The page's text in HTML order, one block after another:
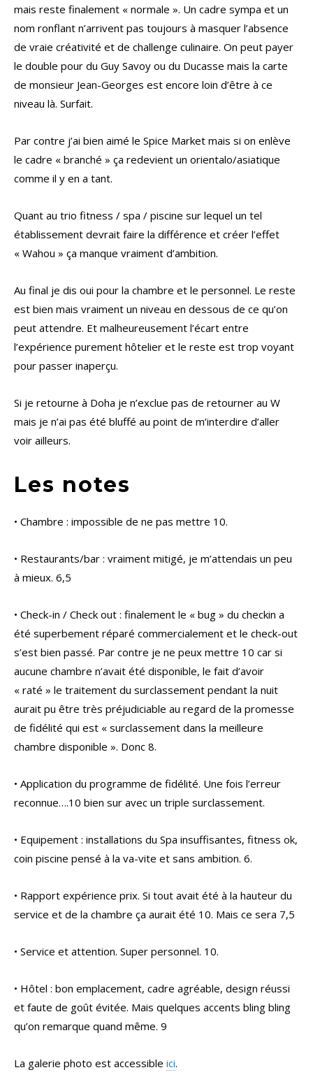
mais reste finalement « normale ». Un cadre sympa et un
nom ronflant n’arrivent pas toujours à masquer l’absence
de vraie créativité et de challenge culinaire. On peut payer
le double pour du Guy Savoy ou du Ducasse mais la carte
de monsieur Jean-Georges est encore loin d’être à ce
niveau là. Surfait.
Par contre j’ai bien aimé le Spice Market mais si on enlève
le cadre « branché » ça redevient un orientalo/asiatique
comme il y en a tant.
Quant au trio fitness / spa / piscine sur lequel un tel
établissement devrait faire la différence et créer l’effet
« Wahou » ça manque vraiment d’ambition.
Au final je dis oui pour la chambre et le personnel. Le reste
est bien mais vraiment un niveau en dessous de ce qu’on
peut attendre. Et malheureusement l’écart entre
l’expérience purement hôtelier et le reste est trop voyant
pour passer inaperçu.
Si je retourne à Doha je n’exclue pas de retourner au W
mais je n’ai pas été bluffé au point de m’interdire d’aller
voir ailleurs.
Les notes
• Chambre : impossible de ne pas mettre 10.
• Restaurants/bar : vraiment mitigé, je m’attendais un peu
à mieux. 6,5
• Check-in / Check out : finalement le « bug » du checkin a
été superbement réparé commercialement et le check-out
s’est bien passé. Par contre je ne peux mettre 10 car si
aucune chambre n’avait été disponible, le fait d’avoir
« raté » le traitement du surclassement pendant la nuit
aurait pu être très préjudiciable au regard de la promesse
de fidélité qui est « surclassement dans la meilleure
chambre disponible ». Donc 8.
• Application du programme de fidélité. Une fois l’erreur
reconnue….10 bien sur avec un triple surclassement.
• Equipement : installations du Spa insuffisantes, fitness ok,
coin piscine pensé à la va-vite et sans ambition. 6.
• Rapport expérience prix. Si tout avait été à la hauteur du
service et de la chambre ça aurait été 10. Mais ce sera 7,5
• Service et attention. Super personnel. 10.
• Hôtel : bon emplacement, cadre agréable, design réussi
et faute de goût évitée. Mais quelques accents bling bling
qu’on remarque quand même. 9
La galerie photo est accessible ici.